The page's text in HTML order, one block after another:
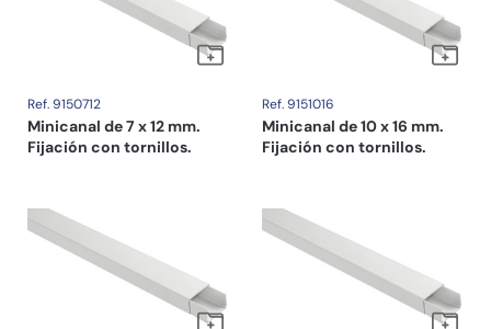
Ref. 9150712
Minicanal de 7 x 12 mm.
Fijación con tornillos.
Ref. 9151016
Minicanal de 10 x 16 mm.
Fijación con tornillos.